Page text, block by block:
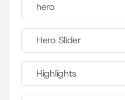
hero
Hero Slider
Highlights